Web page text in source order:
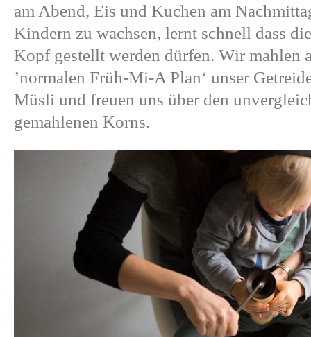
am Abend, Eis und Kuchen am
Kindern zu wachsen, lernt schnell dass
Kopf gestellt werden dürfen. Wir mahlen
’normalen Früh-Mi-A Plan‘ unser
Müsli und freuen uns über den
gemahlenen Korns.